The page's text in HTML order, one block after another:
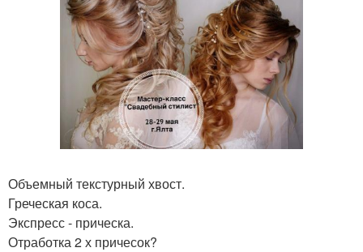
Объемный текстурный хвост.
Греческая коса.
Экспресс - прическа.
Отработка 2 х причесок?